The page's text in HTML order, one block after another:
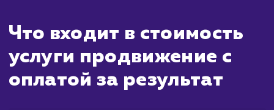
сайта, конкуренции в вашей
не платите до тех пор, пока не
конкретные результаты. Это может